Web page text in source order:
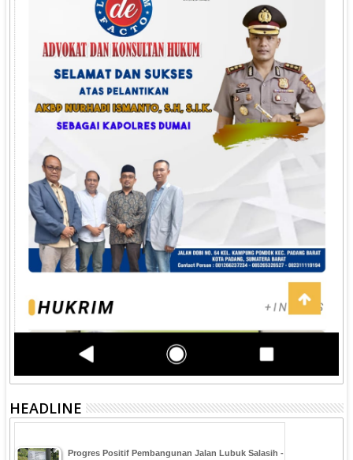
HEADLINE
Progres Positif Pembangunan Jalan Lubuk Salasih -